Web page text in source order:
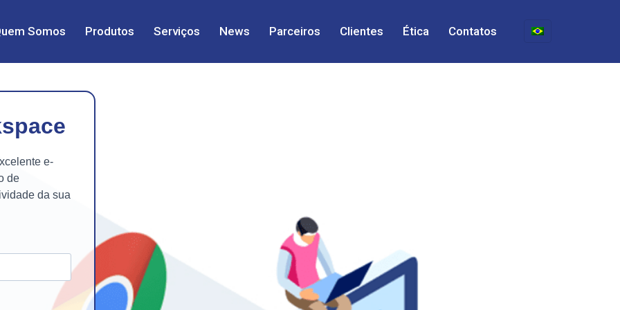
Somos Produtos Serviços News Parceiros Clientes Ética Contatos